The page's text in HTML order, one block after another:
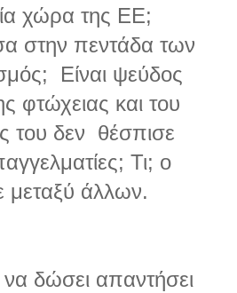
χώρα της ΕΕ;
στην πεντάδα των
Είναι ψεύδος
φτώχειας και του
του δεν θέσπισε
Τι; ο
μεταξύ άλλων.
δώσει απαντήσει